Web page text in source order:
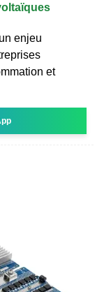
enjeu
et